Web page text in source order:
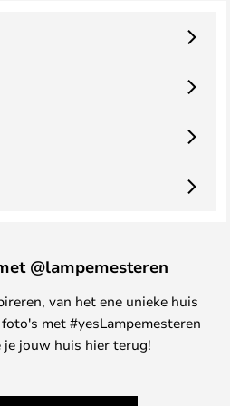
@lampemesteren
van het ene unieke huis
met #yesLampemesteren
je jouw huis hier terug!